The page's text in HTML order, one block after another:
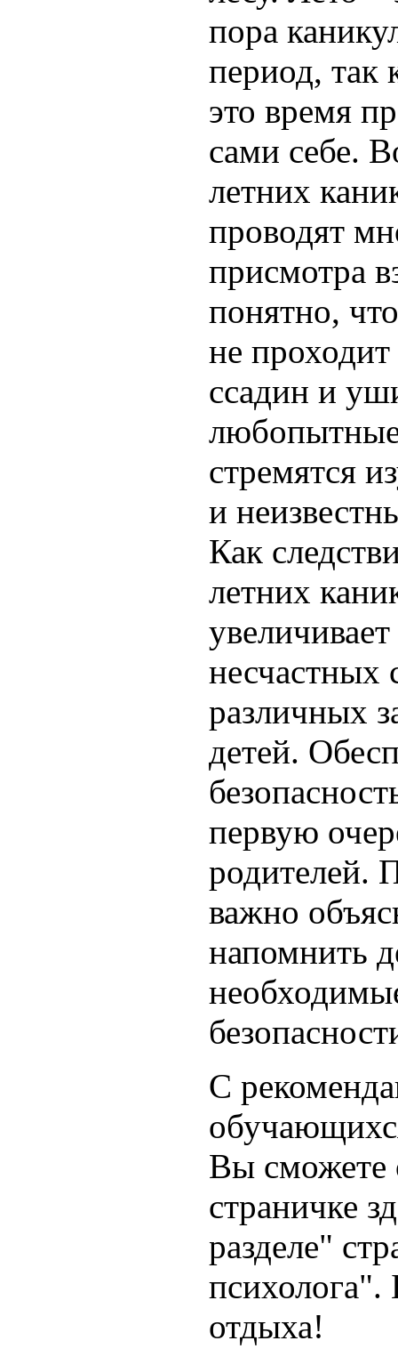
пора
период, так
это время
сами себе.
летних
проводят
присмотра
понятно,
не
ссадин и
стремятся
и
Как
летних
несчастных
различных
детей.
первую
родителей.
важно
напомнить
С
Вы сможете
страничке
разделе"
психолога".
отдыха!